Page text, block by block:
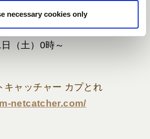
necessary cookies only
（土）0時～
キャッチャー カプとれ
netcatcher.com/